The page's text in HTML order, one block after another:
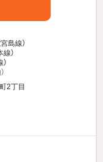
島線）
）
2丁目